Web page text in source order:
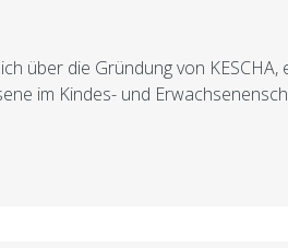
über die Gründung von KESCHA,
im Kindes- und